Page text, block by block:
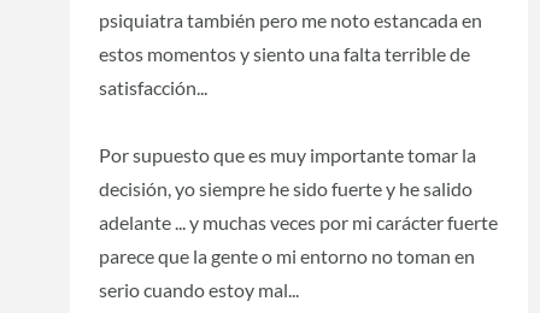
psiquiatra también pero me noto estancada en
estos momentos y siento una falta terrible de
satisfacción...
Por supuesto que es muy importante tomar la
decisión, yo siempre he sido fuerte y he salido
adelante ... y muchas veces por mi carácter fuerte
parece que la gente o mi entorno no toman en
serio cuando estoy mal...